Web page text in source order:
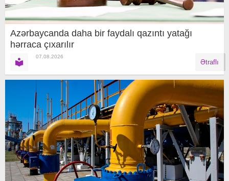
Azərbaycanda daha bir faydalı qazıntı yatağı
hərraca çıxarılır
07.08.2026
Ətraflı